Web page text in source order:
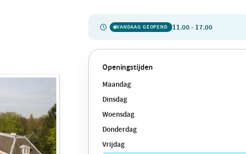
VANDAAG GEOPEND 11.00 - 17.00
Openingstijden
Maandag
Dinsdag
Woensdag
Donderdag
Vrijdag